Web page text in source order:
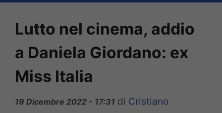
Lutto nel cinema, addio
a Daniela Giordano: ex
Miss Italia
19 Dicembre 2022 - 17:31 di Cristiano